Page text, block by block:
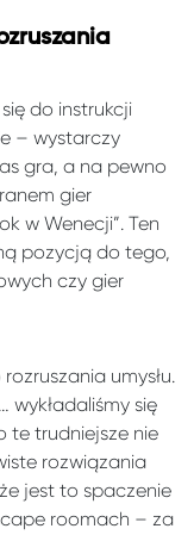
do instrukcji
– wystarczy
gra, a na pewno
gier
w Wenecji”. Ten
pozycją do tego,
czy gier
umysłu.
wykładaliśmy się
te trudniejsze nie
rozwiązania
jest to spaczenie
roomach – za